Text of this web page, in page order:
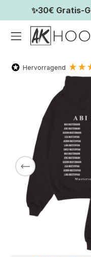
✨30€ Gratis-
Hervorragend